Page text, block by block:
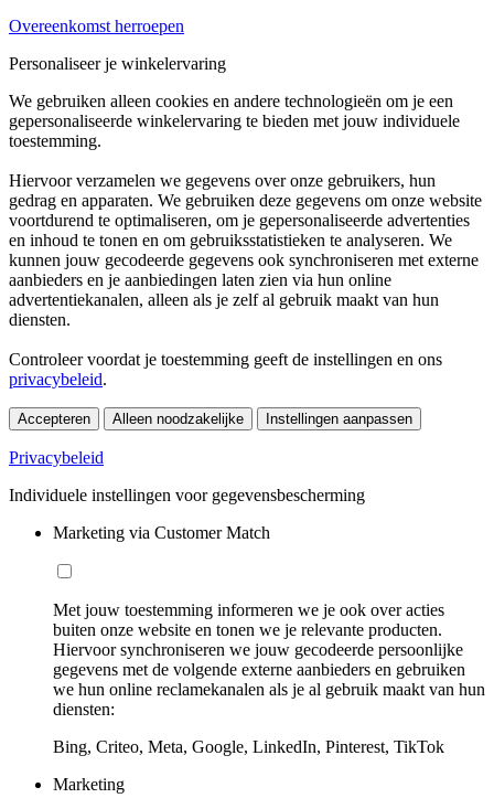
Overeenkomst herroepen
Personaliseer je winkelervaring
We gebruiken alleen cookies en andere technologieën om je een
gepersonaliseerde winkelervaring te bieden met jouw individuele
toestemming.
Hiervoor verzamelen we gegevens over onze gebruikers, hun
gedrag en apparaten. We gebruiken deze gegevens om onze website
voortdurend te optimaliseren, om je gepersonaliseerde advertenties
en inhoud te tonen en om gebruiksstatistieken te analyseren. We
kunnen jouw gecodeerde gegevens ook synchroniseren met externe
aanbieders en je aanbiedingen laten zien via hun online
advertentiekanalen, alleen als je zelf al gebruik maakt van hun
diensten.
Controleer voordat je toestemming geeft de instellingen en ons
privacybeleid.
Accepteren Alleen noodzakelijke Instellingen aanpassen
Privacybeleid
Individuele instellingen voor gegevensbescherming
Marketing via Customer Match
Met jouw toestemming informeren we je ook over acties
buiten onze website en tonen we je relevante producten.
Hiervoor synchroniseren we jouw gecodeerde persoonlijke
gegevens met de volgende externe aanbieders en gebruiken
we hun online reclamekanalen als je al gebruik maakt van hun
diensten:
Bing, Criteo, Meta, Google, LinkedIn, Pinterest, TikTok
Marketing